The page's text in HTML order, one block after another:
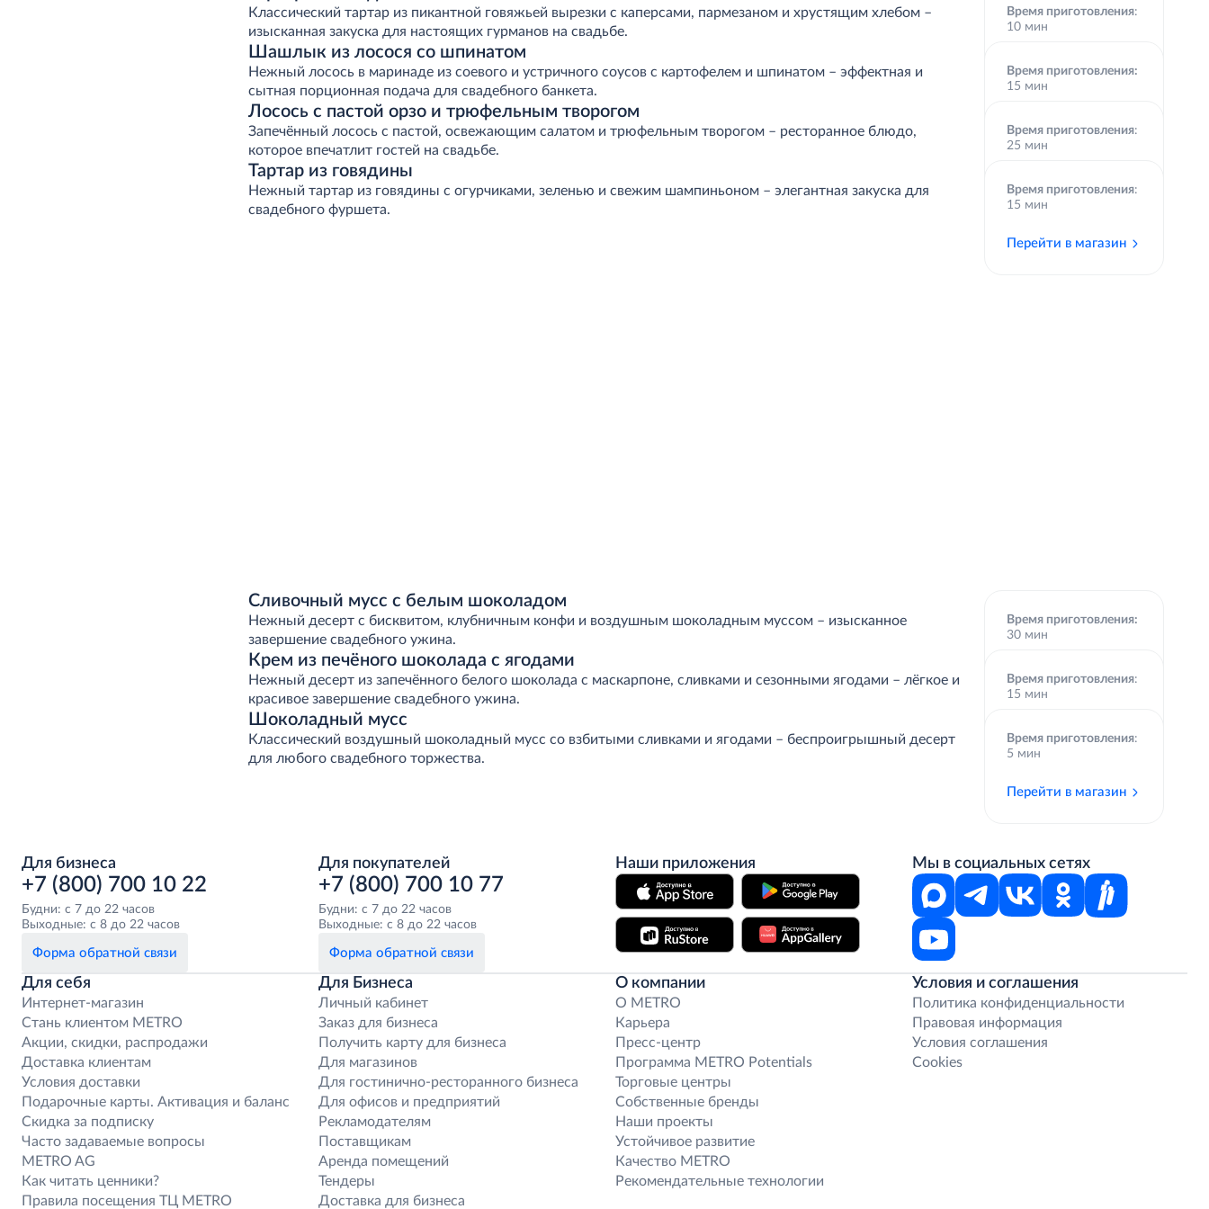
Классический тартар из пикантной говяжьей вырезки с каперсами, пармезаном и хрустящим хлебом –
изысканная закуска для настоящих гурманов на свадьбе.
Время приготовления:
10 мин
Перейти в магазин
Шашлык из лосося со шпинатом
Нежный лосось в маринаде из соевого и устричного соусов с картофелем и шпинатом – эффектная и
сытная порционная подача для свадебного банкета.
Время приготовления:
15 мин
Перейти в магазин
Лосось с пастой орзо и трюфельным творогом
Запечённый лосось с пастой, освежающим салатом и трюфельным творогом – ресторанное блюдо,
которое впечатлит гостей на свадьбе.
Время приготовления:
25 мин
Перейти в магазин
Тартар из говядины
Нежный тартар из говядины с огурчиками, зеленью и свежим шампиньоном – элегантная закуска для
свадебного фуршета.
Время приготовления:
15 мин
Перейти в магазин
Сливочный мусс с белым шоколадом
Нежный десерт с бисквитом, клубничным конфи и воздушным шоколадным муссом – изысканное
завершение свадебного ужина.
Время приготовления:
30 мин
Перейти в магазин
Крем из печёного шоколада с ягодами
Нежный десерт из запечённого белого шоколада с маскарпоне, сливками и сезонными ягодами – лёгкое и
красивое завершение свадебного ужина.
Время приготовления:
15 мин
Перейти в магазин
Шоколадный мусс
Классический воздушный шоколадный мусс со взбитыми сливками и ягодами – беспроигрышный десерт
для любого свадебного торжества.
Время приготовления:
5 мин
Перейти в магазин
Для бизнеса
+7 (800) 700 10 22
Будни: с 7 до 22 часов
Выходные: с 8 до 22 часов
Форма обратной связи
Для покупателей
+7 (800) 700 10 77
Будни: с 7 до 22 часов
Выходные: с 8 до 22 часов
Форма обратной связи
Наши приложения Мы в социальных сетях
Для себя
Интернет-магазин
Стань клиентом METRO
Акции, скидки, распродажи
Доставка клиентам
Условия доставки
Подарочные карты. Активация и баланс
Скидка за подписку
Часто задаваемые вопросы
METRO AG
Как читать ценники?
Правила посещения ТЦ METRO
Для Бизнеса
Личный кабинет
Заказ для бизнеса
Получить карту для бизнеса
Для магазинов
Для гостинично-ресторанного бизнеса
Для офисов и предприятий
Рекламодателям
Поставщикам
Аренда помещений
Тендеры
Доставка для бизнеса
О компании
O METRO
Карьера
Пресс-центр
Программа METRO Potentials
Торговые центры
Собственные бренды
Наши проекты
Устойчивое развитие
Качество METRO
Рекомендательные технологии
Условия и соглашения
Политика конфиденциальности
Правовая информация
Условия соглашения
Cookies